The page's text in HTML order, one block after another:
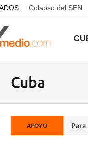
Colapso del SEN
Cuba
APOYO Para